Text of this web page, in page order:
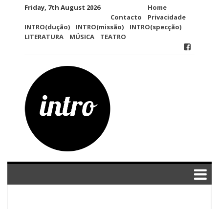
Friday, 7th August 2026
Contacto
Home
Privacidade
INTRO(dução)
INTRO(missão)
INTRO(specção)
LITERATURA
MÚSICA TEATRO